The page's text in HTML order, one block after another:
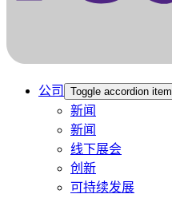
公司 Toggle accordion item
新闻
新闻
线下展会
创新
可持续发展